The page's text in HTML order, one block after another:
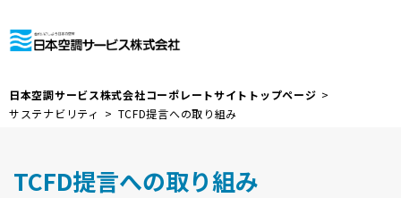
日本空調サービス株式会社コーポレートサイトトップページ
サステナビリティ
TCFD提言への取り組み
TCFD提言への取り組み